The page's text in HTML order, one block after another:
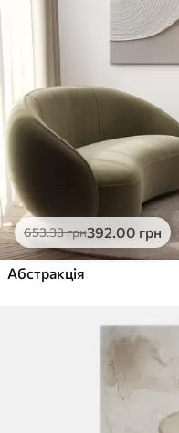
653.33грн392.00 грн
Абстракція